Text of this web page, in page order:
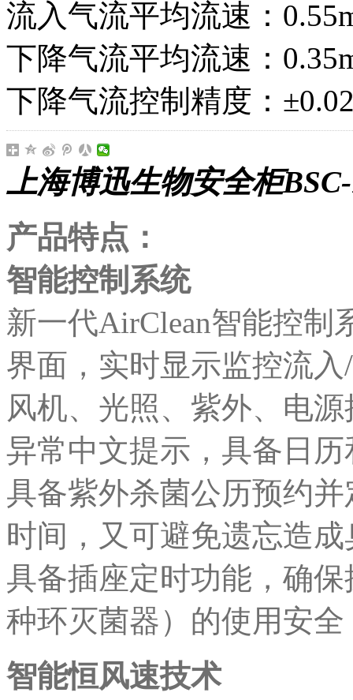
流入气流平均流速：
下降气流平均流速：
下降气流控制精度：
上海博迅生物安全柜
产品特点：
智能控制系统
新一代AirClean智能控制
界面，实时显示监控流
风机、光照、紫外、电
异常中文提示，具备日
具备紫外杀菌公历预约
时间，又可避免遗忘造
具备插座定时功能，确
种环灭菌器）的使用安全
智能恒风速技术